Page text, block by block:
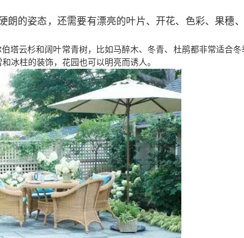
朗的姿态，还需要有漂亮的叶片、开花、色彩、果穗
塔云杉和阔叶常青树，比如马醉木、冬青、杜鹃都非常适合冬
冰柱的装饰，花园也可以明亮而诱人。